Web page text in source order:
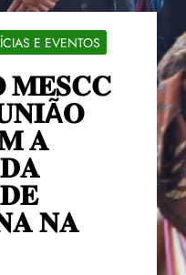
E EVENTOS
𝐌𝐄𝐒𝐂𝐂
𝐀
𝐍𝐀